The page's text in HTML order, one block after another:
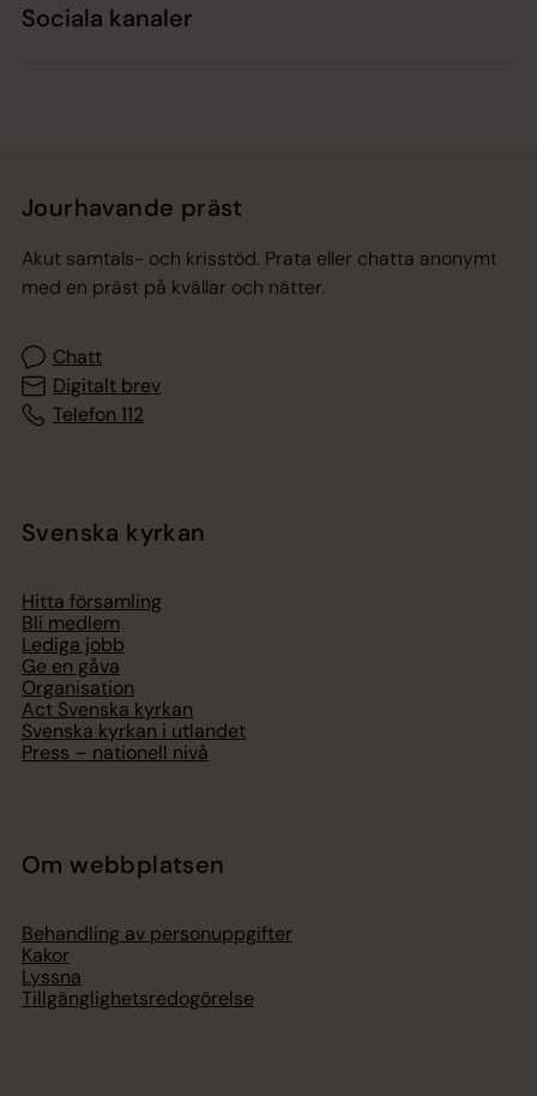
Sociala kanaler
Jourhavande präst
Akut samtals- och krisstöd. Prata eller chatta anonymt
med en präst på kvällar och nätter.
Chatt
Digitalt brev
Telefon 112
Svenska kyrkan
Hitta församling
Bli medlem
Lediga jobb
Ge en gåva
Organisation
Act Svenska kyrkan
Svenska kyrkan i utlandet
Press – nationell nivå
Om webbplatsen
Behandling av personuppgifter
Kakor
Lyssna
Tillgänglighetsredogörelse